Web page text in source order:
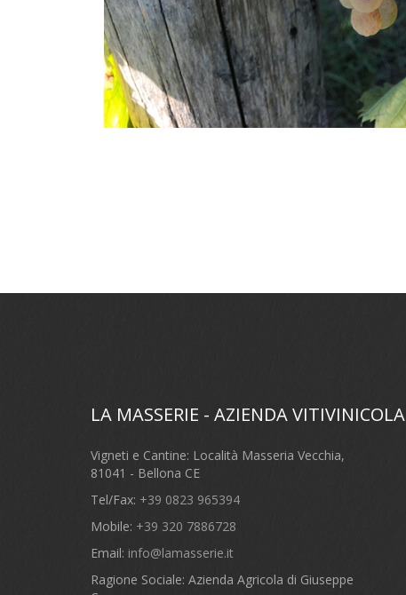
LA MASSERIE - AZIENDA VITIVINICOLA
Vigneti e Cantine: Località Masseria Vecchia,
81041 - Bellona CE
Tel/Fax: +39 0823 965394
Mobile: +39 320 7886728
Email: info@lamasserie.it
Ragione Sociale: Azienda Agricola di Giuseppe